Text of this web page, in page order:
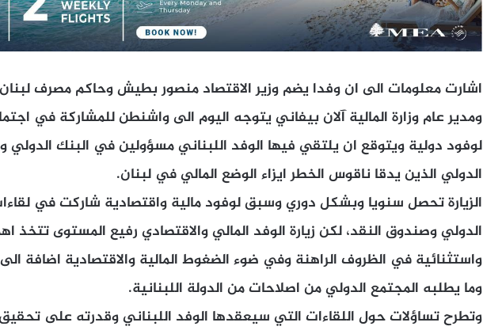
اشارت معلومات الى ان وفدا يضم وزير الاقتصاد منصور بطيش وحاكم مصرف
ومدير عام وزارة المالية آلان بيفاني يتوجه اليوم الى واشنطن للمشاركة في
لوفود دولية ويتوقع ان يلتقي فيها الوفد اللبناني مسؤولين في البنك الدولي
الدولي الذين يدقا ناقوس الخطر ايزاء الوضع المالي في لبنان.
الزيارة تحصل سنويا وبشكل دوري وسبق لوفود مالية واقتصادية شاركت في
الدولي وصندوق النقد، لكن زيارة الوفد المالي والاقتصادي رفيع المستوى تتخذ
واستثنائية في الظروف الراهنة وفي ضوء الضغوط المالية والاقتصادية اضافة
وما يطلبه المجتمع الدولي من اصلاحات من الدولة اللبنانية.
وتطرح تساؤلات حول اللقاءات التي سيعقدها الوفد اللبناني وقدرته على